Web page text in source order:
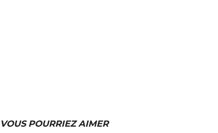
VOUS POURRIEZ AIMER